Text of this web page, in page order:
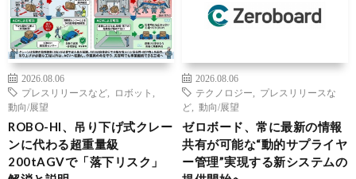
2026.08.06
プレスリリースなど
ロボット
動向/展望
ROBO-HI、吊り下げ式クレー
ンに代わる超重量級
200tAGVで「落下リスク」
2026.08.06
テクノロジー
プレスリリースな
ど
動向/展望
ゼロボード、常に最新の情報
共有が可能な“動的サプライヤ
ー管理”実現する新システムの